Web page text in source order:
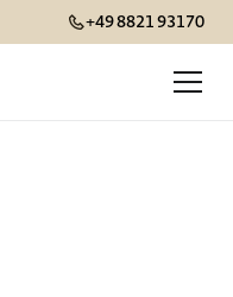
+49 8821 93170